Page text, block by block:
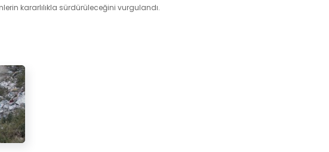
kararlılıkla sürdürüleceğini vurgulandı.